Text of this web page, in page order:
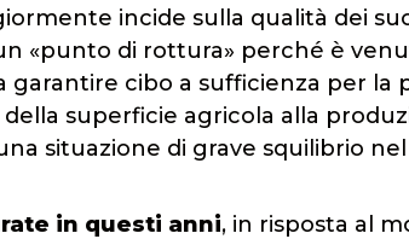
incide sulla qualità dei
«punto di rottura» perché è
garantire cibo a sufficienza per la
superficie agricola alla
situazione di grave squilibrio
in questi anni, in risposta al